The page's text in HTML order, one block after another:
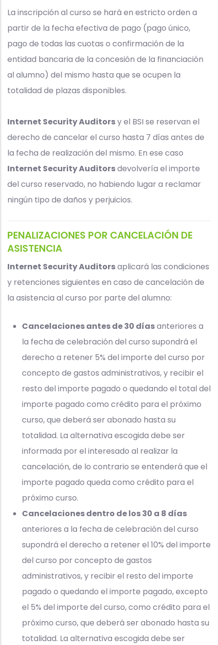
La inscripción al curso se hará en estricto orden a
partir de la fecha efectiva de pago (pago único,
pago de todas las cuotas o confirmación de la
entidad bancaria de la concesión de la financiación
al alumno) del mismo hasta que se ocupen la
totalidad de plazas disponibles.
Internet Security Auditorsy el BSI se reservan el
derecho de cancelar el curso hasta 7 días antes de
la fecha de realización del mismo. En ese caso
Internet Security Auditorsdevolvería el importe
del curso reservado, no habiendo lugar a reclamar
ningún tipo de daños y perjuicios.
PENALIZACIONES POR CANCELACIÓN DE
ASISTENCIA
Internet Security Auditorsaplicará las condiciones
y retenciones siguientes en caso de cancelación de
la asistencia al curso por parte del alumno:
Cancelaciones antes de 30 díasanteriores a
la fecha de celebración del curso supondrá el
derecho a retener 5% del importe del curso por
concepto de gastos administrativos, y recibir el
resto del importe pagado o quedando el total del
importe pagado como crédito para el próximo
curso, que deberá ser abonado hasta su
totalidad. La alternativa escogida debe ser
informada por el interesado al realizar la
cancelación, de lo contrario se entenderá que el
importe pagado queda como crédito para el
próximo curso.
Cancelaciones dentro de los 30 a 8 días
anteriores a la fecha de celebración del curso
supondrá el derecho a retener el 10% del importe
del curso por concepto de gastos
administrativos, y recibir el resto del importe
pagado o quedando el importe pagado, excepto
el 5% del importe del curso, como crédito para el
próximo curso, que deberá ser abonado hasta su
totalidad. La alternativa escogida debe ser